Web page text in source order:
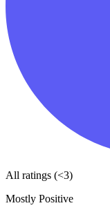
All ratings (<3)
Mostly Positive